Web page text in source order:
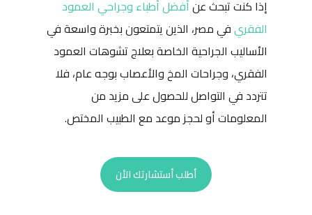
إذا كنت تبحث عنأفضلأطباء وجراحي العمود
الفقريفي مصر، الذين يتمتعون بخبرة واسعة في
الأساليب الجراحية الخاصة بعلاج تشوهات العمود
الفقري، وجراحات المخ والأعصاب بوجه عام، فلا
تتردد في التواصل للحصول على مزيد من
المعلومات أو لحجز موعد مع الطبيب المختص.
أطلب أستشارتك الأن